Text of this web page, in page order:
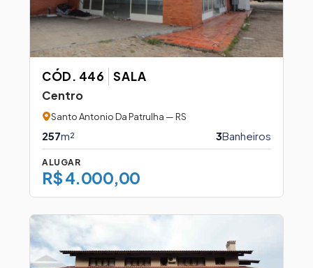
CÓD. 446 SALA
Centro
Santo Antonio Da Patrulha — RS
257m² 3Banheiros
ALUGAR
R$ 4.000,00